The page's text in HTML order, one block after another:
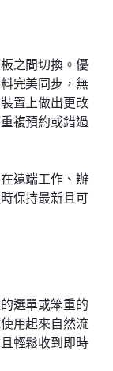
之間切換。優
完美同步，無
置上做出更改
複預約或錯過
遠端工作、辦
保持最新且可
選單或笨重的
用起來自然流
輕鬆收到即時